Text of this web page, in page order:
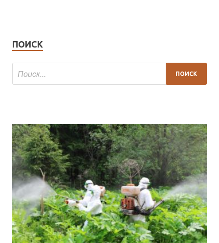
ПОИСК